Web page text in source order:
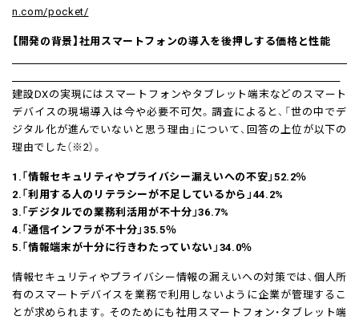
n.com/pocket/
【開発の背景】社用スマートフォンの導入を後押しする価格と性能
建設DXの実現にはスマートフォンやタブレット端末などのスマート
デバイスの現場導入は今や必要不可欠。調査によると、「世の中でデ
ジタル化が進んでいないと思う理由」について、回答の上位が以下の
理由でした（※2）。
1.「情報セキュリティやプライバシー漏えいへの不安」52.2％
2.「利用する人のリテラシーが不足しているから」44.2%
3.「デジタルでの業務利活用が不十分」36.7%
4.「通信インフラが不十分」35.5％
5.「情報端末が十分に行きわたっていない」34.0％
情報セキュリティやプライバシー情報の漏えいへの対策では、個人所
有のスマートデバイスを業務で利用しないように企業が管理するこ
とが求められます。そのためにも社用スマートフォン・タブレット端